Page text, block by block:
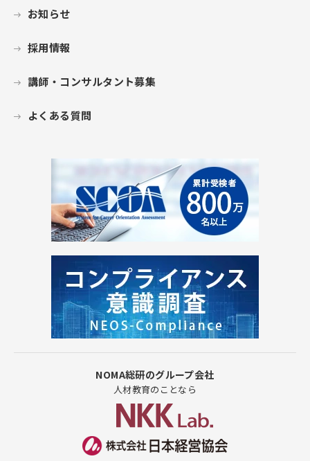
お知らせ
採用情報
講師・コンサルタント募集
よくある質問
NOMA総研のグループ会社
人材教育のことなら